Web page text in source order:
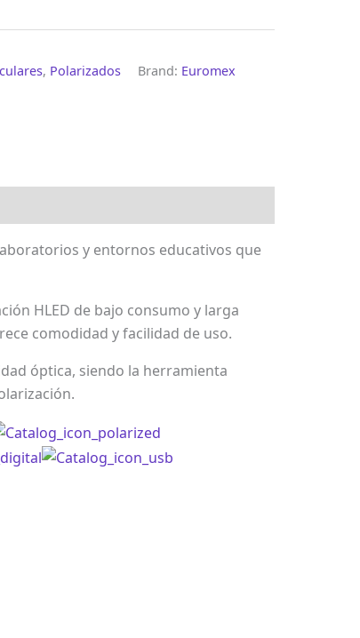
, Polarizados Brand: Euromex
y entornos educativos que
HLED de bajo consumo y larga
comodidad y facilidad de uso.
óptica, siendo la herramienta